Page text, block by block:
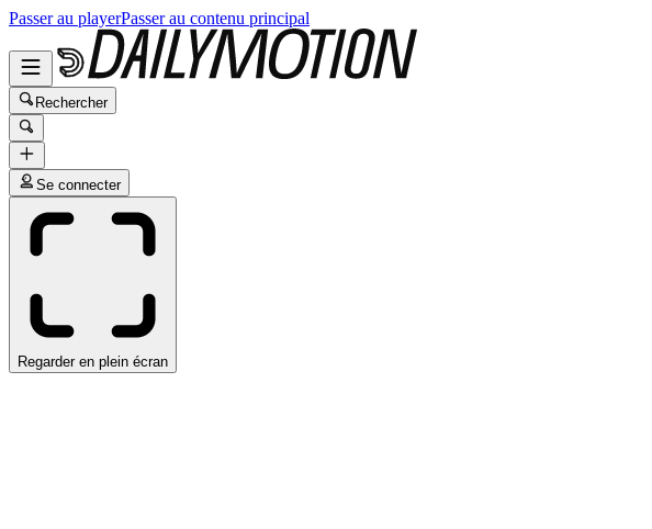
Passer au playerPasser au contenu principal
Rechercher
Se connecter
Regarder en plein écran